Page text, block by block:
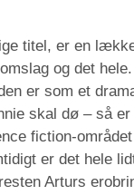
titel, er en
og det
er som et
skal dø – så
fiction-
er det hele
Arturs